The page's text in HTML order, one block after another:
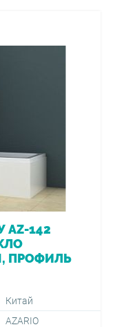
142
ПРОФИЛЬ
Китай
AZARIO